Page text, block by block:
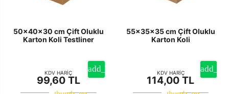
50x40x30 cm Çift Oluklu
Karton Koli Testliner
KDV HARİÇ
99,60 TL
55x35x35 cm Çift Oluklu
Karton Koli
KDV HARİÇ
114,00 TL